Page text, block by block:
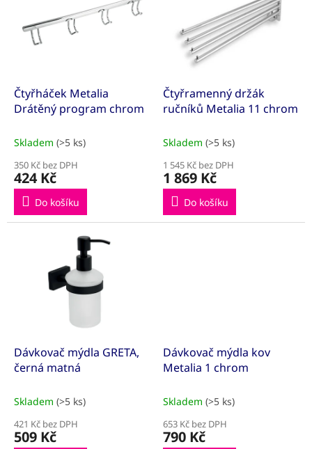
Čtyřháček Metalia
Drátěný program chrom
Skladem (>5 ks)
350 Kč bez DPH
424 Kč
Do košíku
Čtyřramenný držák
ručníků Metalia 11 chrom
Skladem (>5 ks)
1 545 Kč bez DPH
1 869 Kč
Do košíku
Dávkovač mýdla GRETA,
černá matná
Skladem (>5 ks)
421 Kč bez DPH
509 Kč
Dávkovač mýdla kov
Metalia 1 chrom
Skladem (>5 ks)
653 Kč bez DPH
790 Kč